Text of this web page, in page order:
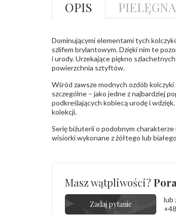
OPIS
Dominującymi elementami tych
szlifem brylantowym. Dzięki nim te
i urody. Urzekające piękno
powierzchnia sztyftów.
Wśród zawsze modnych ozdób
szczególne – jako jedne z najbardziej
podkreślających kobiecą urodę i
kolekcji.
Serię biżuterii o podobnym
wisiorki wykonane z żółtego lub
Masz wątpliwości?
Zadaj pytanie
lub